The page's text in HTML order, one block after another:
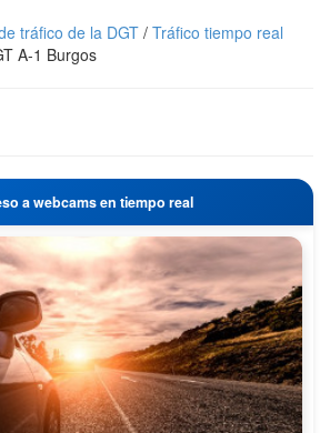
tráfico de la DGT / Tráfico tiempo real
A-1 Burgos
a webcams en tiempo real